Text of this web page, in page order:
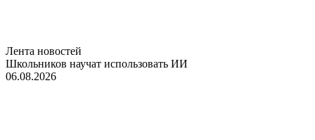
Лента новостей
Школьников научат использовать ИИ
06.08.2026